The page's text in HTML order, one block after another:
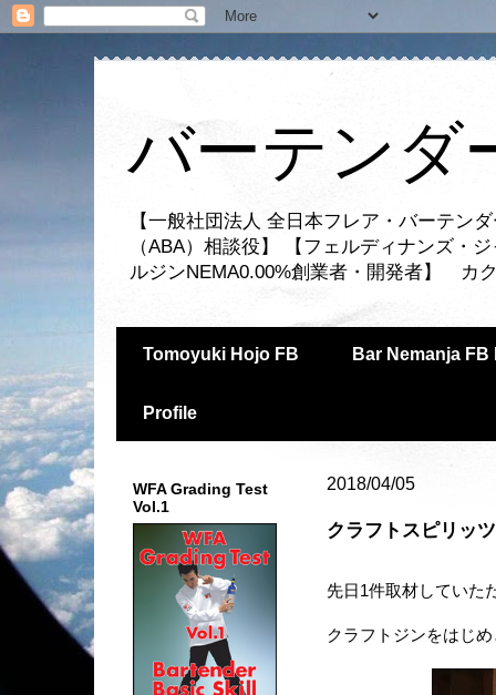
バーテンダ
【一般社団法人 全日本フレア・バーテン
（ABA）相談役】 【フェルディナンズ・
ルジンNEMA0.00%創業者・開発者】 カ
Tomoyuki Hojo FB Bar Nemanja FB
Profile
2018/04/05
クラフトスピリッ
先日1件取材していた
クラフトジンをはじ
WFA Grading Test
Vol.1